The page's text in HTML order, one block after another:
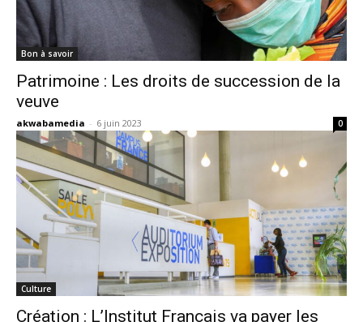
Bon à savoir
Patrimoine : Les droits de succession de la
veuve
akwabamedia - 6 juin 2023 0
Culture
Création : L’Institut Français va payer les